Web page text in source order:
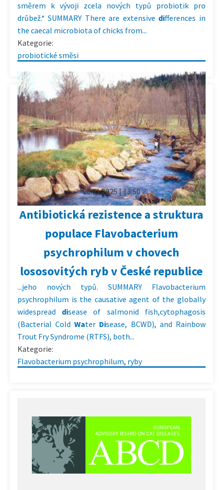
směrem k vývoji zcela nových typů probiotik pro
drůbež.* SUMMARY There are extensive differences in
the caecal microbiota of chicks from...
Kategorie:
probiotické směsi
28.01.2025 | 13:50
Antibiotická rezistence a struktura
populace Flavobacterium
psychrophilum v chovech
lososovitých ryb v České republice
...jeho nových typů. SUMMARY Flavobacterium
psychrophilum is the causative agent of the globally
widespread disease of salmonid fish,cytophagosis
(Bacterial ColdWater Disease, BCWD), and Rainbow
Trout Fry Syndrome (RTFS), both...
Kategorie:
Flavobacterium psychrophilum, ryby